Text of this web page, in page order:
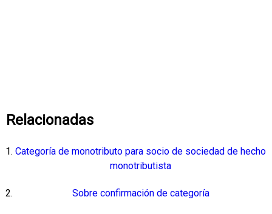
Relacionadas
Categoría de monotributo para socio de sociedad de hecho
monotributista
Sobre confirmación de categoría